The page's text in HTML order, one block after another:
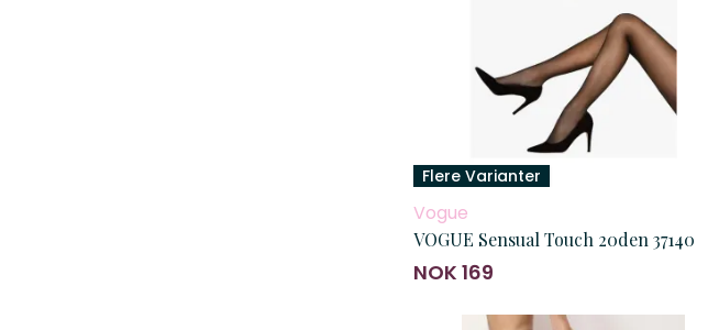
Flere Varianter
Vogue
VOGUE Sensual Touch 20den 37140
NOK 169